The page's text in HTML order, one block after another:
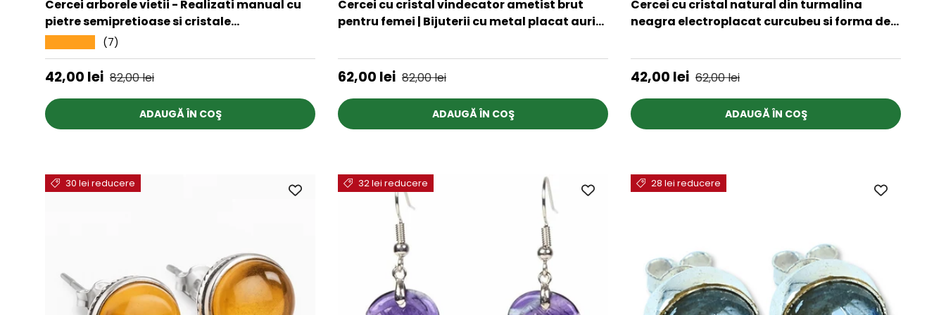
Cercei arborele vietii - Realizati manual cu
pietre semipretioase si cristale
vindecatoare a celor 7 chakre
(7)
Preț de vânzare
42,00 lei Preț obișnuit
82,00 lei
ADAUGĂ ÎN COŞ
Cercei cu cristal vindecator ametist brut
pentru femei | Bijuterii cu metal placat auriu
Preț de vânzare
62,00 lei Preț obișnuit
82,00 lei
ADAUGĂ ÎN COŞ
Cercei cu cristal natural din turmalina
neagra electroplacat curcubeu si forma de
retro
Preț de vânzare
42,00 lei Preț obișnuit
62,00 lei
ADAUGĂ ÎN COŞ
30 lei reducere 32 lei reducere 28 lei reducere